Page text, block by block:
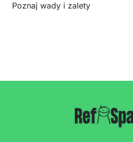
Poznaj wady i zalety